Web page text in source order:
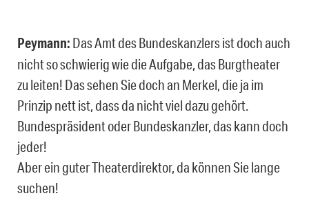
Peymann: Das Amt des Bundeskanzlers ist doch auch
nicht so schwierig wie die Aufgabe, das Burgtheater
zu leiten! Das sehen Sie doch an Merkel, die ja im
Prinzip nett ist, dass da nicht viel dazu gehört.
Bundespräsident oder Bundeskanzler, das kann doch
jeder!
Aber ein guter Theaterdirektor, da können Sie lange
suchen!